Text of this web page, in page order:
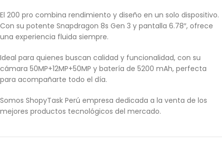
El 200 pro combina rendimiento y diseño en un solo dispositivo.
Con su potente Snapdragon 8s Gen 3 y pantalla 6.78″, ofrece
una experiencia fluida siempre.
Ideal para quienes buscan calidad y funcionalidad, con su
cámara 50MP+12MP+50MP y batería de 5200 mAh, perfecta
para acompañarte todo el día.
Somos ShopyTask Perú empresa dedicada a la venta de los
mejores productos tecnológicos del mercado.